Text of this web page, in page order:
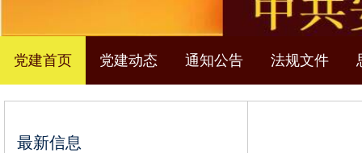
党建首页 党建动态 通知公告 法规文件
最新信息